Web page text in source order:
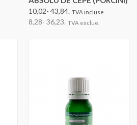
10,02- 43,84. TVA incluse
8,28- 36,23. TVA exclue.